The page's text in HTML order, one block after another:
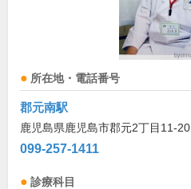
所在地・電話番号
郡元南駅
鹿児島県鹿児島市郡元2丁目11-20
099-257-1411
診療科目